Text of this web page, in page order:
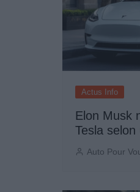
Actus Info
Elon Musk
Tesla selon
Auto Pour